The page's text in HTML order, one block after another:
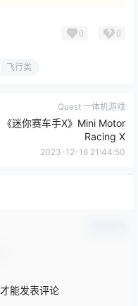
0 0
飞行类
Quest 一体机游戏
《迷你赛车手X》Mini Motor
Racing X
2023-12-18 21:44:50
能发表评论